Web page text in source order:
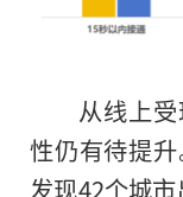
从线上
性仍有待提
发现42个城